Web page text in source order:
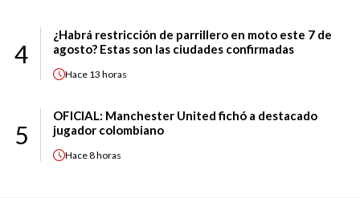
4
¿Habrá restricción de parrillero en moto este 7 de
agosto? Estas son las ciudades confirmadas
Hace 13 horas
5
OFICIAL: Manchester United fichó a destacado
jugador colombiano
Hace8 horas